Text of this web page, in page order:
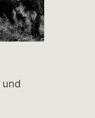
und